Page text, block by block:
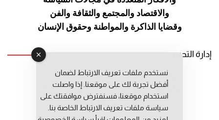
والاقتصاد والمجتمع والثقافة والفن
وقضايا الذاكرة والمواطنة وحقوق الإنسان
إدارة التحرير
رئيس التحرير: عبد الرحيم التوراني
رئيس التحرير المساعد: المعطي قبال
مديرة التحرير: فاطمة حوحو
نستخدم ملفات تعريف الارتباط لضمان
أفضل تجربة لك على موقعنا. إذا واصلت
استخدام موقعنا، فسنفترض موافقتك على
سياسة ملفات تعريف الارتباط الخاصة بنا.